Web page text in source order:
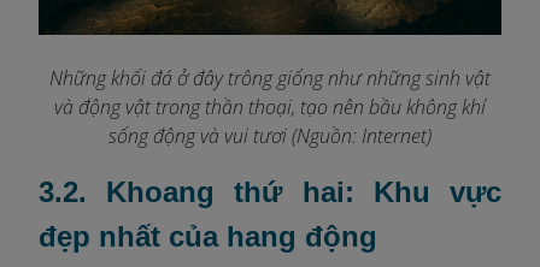
Những khối đá ở đây trông giống như những sinh vật
và động vật trong thần thoại, tạo nên bầu không khí
sống động và vui tươi (Nguồn: Internet)
3.2. Khoang thứ hai: Khu vực
đẹp nhất của hang động